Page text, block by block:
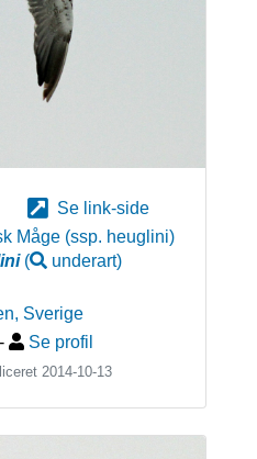
Se link-side
Måge (ssp. heuglini)
( underart)
, Sverige
- Se profil
2014-10-13